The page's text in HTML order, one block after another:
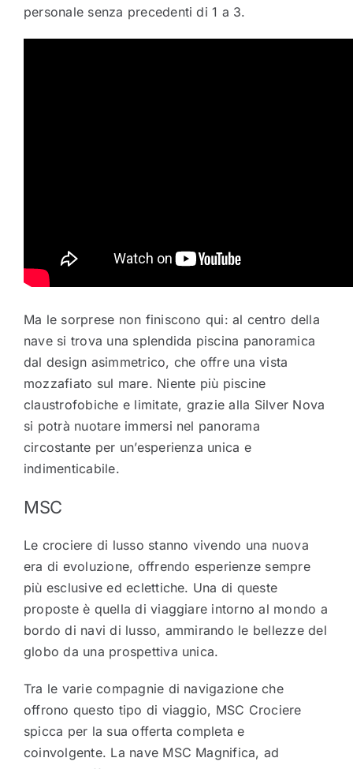
personale senza precedenti di 1 a 3.
Ma le sorprese non finiscono qui: al centro della
nave si trova una splendida piscina panoramica
dal design asimmetrico, che offre una vista
mozzafiato sul mare. Niente più piscine
claustrofobiche e limitate, grazie alla Silver Nova
si potrà nuotare immersi nel panorama
circostante per un’esperienza unica e
indimenticabile.
MSC
Le crociere di lusso stanno vivendo una nuova
era di evoluzione, offrendo esperienze sempre
più esclusive ed eclettiche. Una di queste
proposte è quella di viaggiare intorno al mondo a
bordo di navi di lusso, ammirando le bellezze del
globo da una prospettiva unica.
Tra le varie compagnie di navigazione che
offrono questo tipo di viaggio, MSC Crociere
spicca per la sua offerta completa e
coinvolgente. La nave MSC Magnifica, ad